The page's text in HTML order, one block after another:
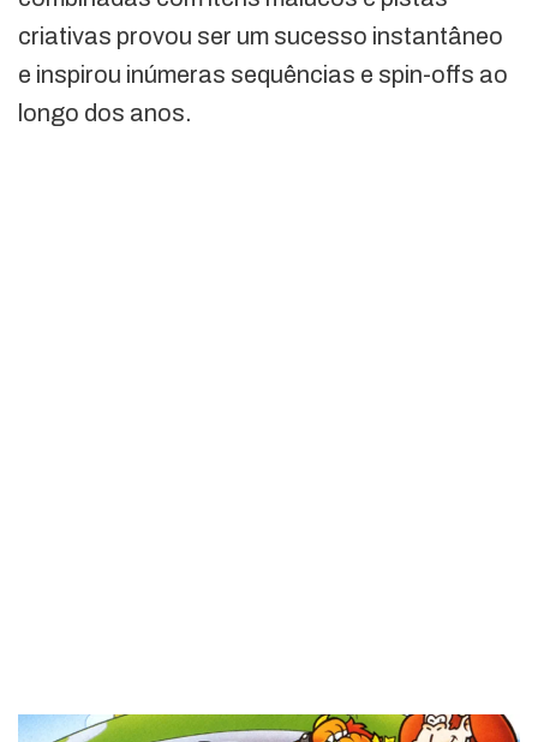
criativas provou ser um sucesso instantâneo
e inspirou inúmeras sequências e spin-offs ao
longo dos anos.